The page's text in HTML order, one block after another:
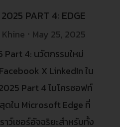
PART 4: EDGE
May 25, 2025
4: นวัตกรรมใหม่
X LinkedIn ใน
Part 4 ไมโครซอฟท์
ดใน Microsoft Edge ที่
ว์เซอร์อัจฉริยะสำหรับทั้ง